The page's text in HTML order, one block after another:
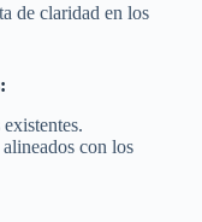
de claridad en los
con los